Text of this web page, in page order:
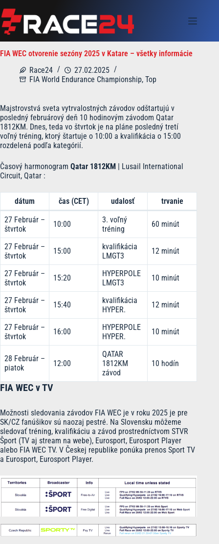
to
content
FIA WEC otvorenie sezóny 2025 v Katare – všetky informácie
Race24
27.02.2025
FIA World Endurance Championship, Top
Majstrovstvá sveta vytrvalostných závodov odštartujú v
posledný februárový deň 10 hodinovým závodom Qatar
1812KM. Dnes, teda vo štvrtok je na pláne posledný tretí
voľný tréning, ktorý štartuje o 10:00 a kvalifikácia o 15:00
rozdelená podľa kategórií.
Časový harmonogram Qatar 1812KM | Lusail International
Circuit, Qatar :
dátum čas (CET) udalosť
trvanie
27 Február –
štvrtok
10:00
3. voľný
tréning
60 minút
27 Február –
štvrtok
15:00
kvalifikácia
LMGT3
12 minút
27 Február –
štvrtok
15:20
HYPERPOLE
LMGT3
10 minút
27 Február –
štvrtok
15:40
kvalifikácia
HYPER.
12 minút
27 Február –
štvrtok
16:00
HYPERPOLE
HYPER.
10 minút
28 Február –
piatok
12:00
QATAR
1812KM
závod
10 hodín
FIA WEC v TV
Možnosti sledovania závodov FIA WEC je v roku 2025 je pre
SK/CZ fanúšikov sú naozaj pestré. Na Slovensku môžeme
sledovať tréning, kvalifikáciu a závod prostredníctvom STVR
Šport (TV aj stream na webe), Eurosport, Eurosport Player
alebo FIA WEC TV. V Českej republike ponúka prenos Sport TV
a Eurosport, Eurosport Player.